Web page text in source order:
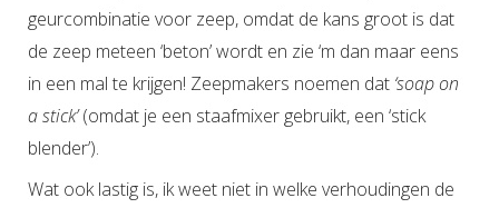
geurcombinatie voor zeep, omdat de kans groot is dat
de zeep meteen ‘beton’ wordt en zie ‘m dan maar eens
in een mal te krijgen! Zeepmakers noemen dat ‘soap on
a stick’(omdat je een staafmixer gebruikt, een ‘stick
blender’).
Wat ook lastig is, ik weet niet in welke verhoudingen de